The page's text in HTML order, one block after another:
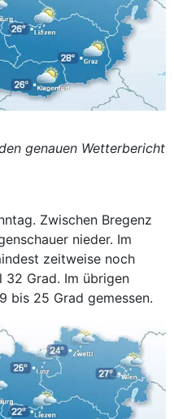
genauen Wetterbericht
Zwischen Bregenz
nieder. Im
zeitweise noch
32 Grad. Im übrigen
bis 25 Grad gemessen.